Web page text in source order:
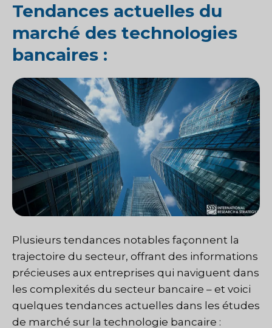
Tendances actuelles du
marché des technologies
bancaires :
Plusieurs tendances notables façonnent la
trajectoire du secteur, offrant des informations
précieuses aux entreprises qui naviguent dans
les complexités du secteur bancaire – et voici
quelques tendances actuelles dans les études
de marché sur la technologie bancaire :